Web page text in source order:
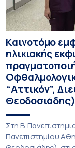
Καινοτόμο
ηλικιακής
“Αττικόν”,
Θεοδοσιάδης)
Στη Β’
Πανεπιστημίου